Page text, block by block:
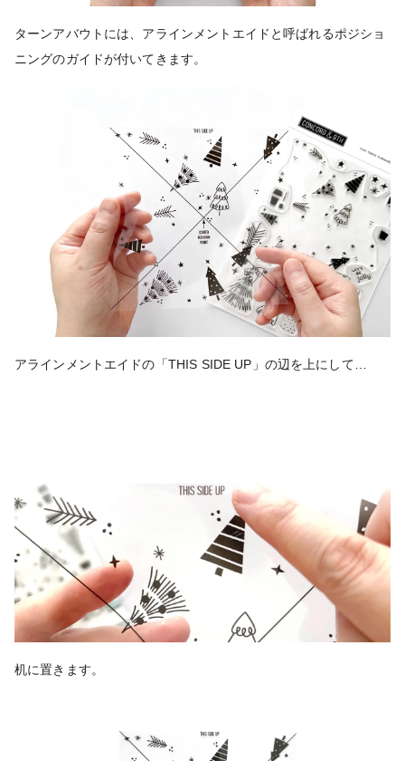
ターンアバウトには、アラインメントエイドと呼ばれるポジショ
ニングのガイドが付いてきます。
アラインメントエイドの「THIS SIDE UP」の辺を上にして…
机に置きます。